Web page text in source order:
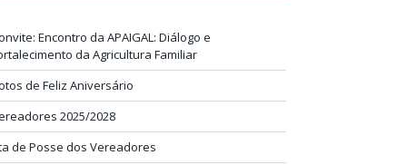
Encontro da APAIGAL: Diálogo e
da Agricultura Familiar
de Feliz Aniversário
2025/2028
de Posse dos Vereadores